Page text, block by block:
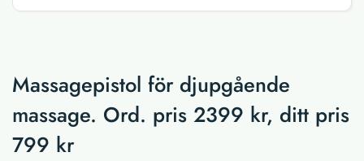
Massagepistol för djupgående
massage. Ord. pris 2399 kr, ditt pris
799 kr